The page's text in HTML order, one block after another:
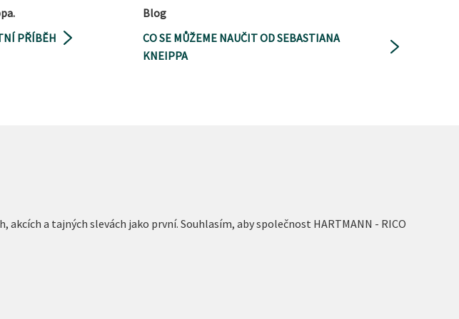
PŘÍBĚH
Blog
CO SE MŮŽEME NAUČIT OD SEBASTIANA
KNEIPPA
a tajných slevách jako první. Souhlasím, aby společnost HARTMANN - RICO